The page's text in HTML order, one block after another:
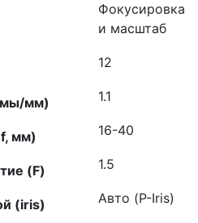
Фокусировка
и масштаб
12
мм) 1.1
мм) 16-40
(F) 1.5
(iris) Авто (P-Iris)